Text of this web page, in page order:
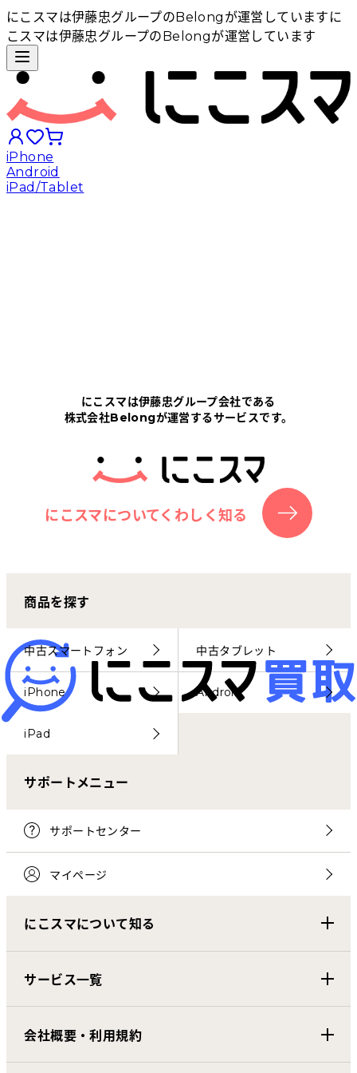
にこスマは伊藤忠グループのBelongが運営しています に
こスマは伊藤忠グループのBelongが運営しています
iPhone
Android
iPad/Tablet
にこスマについて
サポートセンター
お客さまの声
にこスマ通信
マイページ
にこスマは伊藤忠グループ会社である
株式会社Belongが運営するサービスです。
にこスマについてくわしく知る
商品を探す
中古スマートフォン 中古タブレット
iPhone Android
iPad
サポートメニュー
サポートセンター
マイページ
にこスマについて知る
サービス一覧
会社概要・利用規約